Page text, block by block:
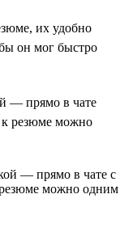
их удобно
он мог быстро
— прямо в чате
к резюме можно